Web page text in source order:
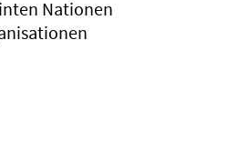
Nationen